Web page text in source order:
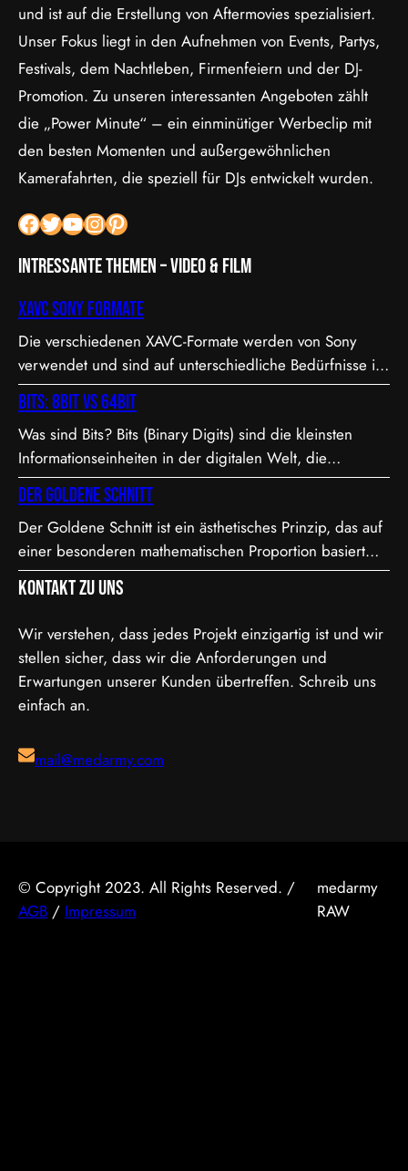
und ist auf die Erstellung von Aftermovies spezialisiert.
Unser Fokus liegt in den Aufnehmen von Events, Partys,
Festivals, dem Nachtleben, Firmenfeiern und der DJ-
Promotion. Zu unseren interessanten Angeboten zählt
die „Power Minute“ – ein einminütiger Werbeclip mit
den besten Momenten und außergewöhnlichen
Kamerafahrten, die speziell für DJs entwickelt wurden.
Facebook Twitter YouTube InstagramPinterest
Intressante Themen – Video & Film
XAVC Sony Formate
Die verschiedenen XAVC-Formate werden von Sony
verwendet und sind auf unterschiedliche Bedürfnisse in
Bezug auf Qualität, Dateigröße und Bitrate abgestimmt.
Hier sind die Details zu den Formaten: 1. XAVC S-I DCI:
• Dies ist eine intraframe-Version von XAVC S, die in DCI
4K-Auflösung (4096×2160) arbeitet. “I” steht für
Intraframe, was bedeutet, dass jedes Bild einzeln…
Bits: 8bit vs 64bit
Was sind Bits? Bits (Binary Digits) sind die kleinsten
Informationseinheiten in der digitalen Welt, die
entweder den Wert 0 oder 1 annehmen können. In der
Videoproduktion, speziell bei der Farbdarstellung und
Verarbeitung, spielt die Bit-Tiefe eine entscheidende
Rolle. Je höher die Bit-Tiefe, desto mehr Informationen
können über die Helligkeit und Farben eines Pixels
gespeichert werden.…
Der Goldene Schnitt
Der Goldene Schnitt ist ein ästhetisches Prinzip, das auf
einer besonderen mathematischen Proportion basiert
und in der Kunst, Architektur, Fotografie und im Film
Anwendung findet. Diese Proportion wird als besonders
harmonisch und natürlich empfunden. Sie ist etwa 1,618
zu 1, was in der Mathematik als das Verhältnis der
Fibonacci-Folge bekannt ist. Mathematische Erklärung
des Goldenen…
Kontakt zu uns
Wir verstehen, dass jedes Projekt einzigartig ist und wir
stellen sicher, dass wir die Anforderungen und
Erwartungen unserer Kunden übertreffen. Schreib uns
einfach an.
mail@medarmy.com
© Copyright 2023. All Rights Reserved. /
AGB / Impressum
medarmy
RAW